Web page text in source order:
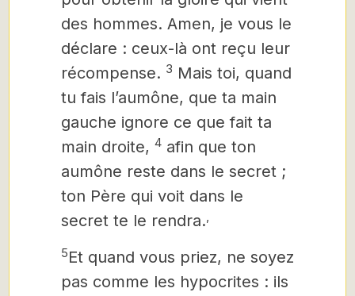
des hommes. Amen, je vous le
déclare : ceux-là ont reçu leur
récompense. 3 Mais toi, quand
tu fais l’aumône, que ta main
gauche ignore ce que fait ta
main droite, 4 afin que ton
aumône reste dans le secret ;
ton Père qui voit dans le
secret te le rendra.
5Et quand vous priez, ne soyez
pas comme les hypocrites : ils